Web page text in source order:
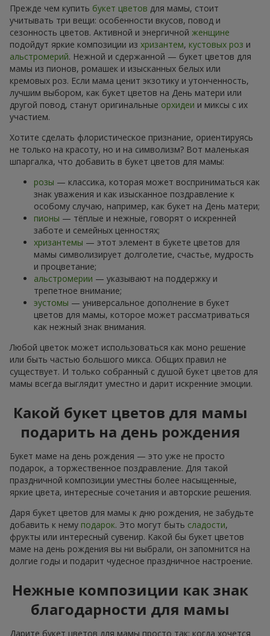
Прежде чем купить букет цветов для мамы, стоит
учитывать три вещи: особенности вкусов, повод и
сезонность цветов. Активной и энергичной женщине
подойдут яркие композиции из хризантем, кустовых роз и
альстромерий. Нежной и сдержанной — букет цветов для
мамы из пионов, ромашек и изысканных белых или
кремовых роз. Если мама ценит экзотику и утонченность,
лучшим выбором, как букет цветов на День матери или
другой повод, станут оригинальные орхидеи и миксы с их
участием.
Хотите сделать флористическое признание, ориентируясь
не только на красоту, но и на символизм? Вот маленькая
шпаргалка, что добавить в букет цветов для мамы:
розы — классика, которая может восприниматься как
знак уважения и как изысканное поздравление к
особому случаю, например, как букет на День матери;
пионы — тёплые и нежные, говорят о искренней
заботе и семейных ценностях;
хризантемы — этот элемент в букете цветов для
мамы символизирует долголетие, счастье, мудрость
и процветание;
альстромерии — указывают на поддержку и
трепетное внимание;
эустомы — универсальное дополнение в букет
цветов для мамы, которое может рассматриваться
как нежный знак внимания.
Любой цветок может использоваться как моно решение
или быть частью большого микса. Общих правил не
существует. И только собранный с душой букет цветов для
мамы всегда выглядит уместно и дарит искренние эмоции.
Какой букет цветов для мамы
подарить на день рождения
Букет маме на день рождения — это уже не просто
подарок, а торжественное поздравление. Для такой
праздничной композиции уместны более насыщенные,
яркие цвета, интересные сочетания и авторские решения.
Даря букет цветов для мамы к дню рождения, не забудьте
добавить к нему подарок. Это могут быть сладости,
фрукты или интересный сувенир. Какой бы букет цветов
маме на день рождения вы ни выбрали, он запомнится на
долгие годы и подарит чудесное праздничное настроение.
Нежные композиции как знак
благодарности для мамы
Дарите букет цветов для мамы просто так: когда хочется